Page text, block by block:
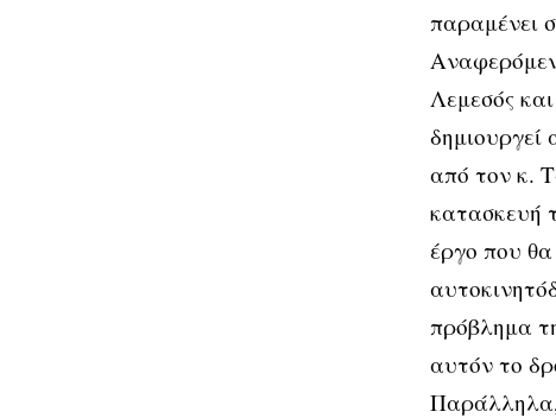
παραμένει
Λεμεσός
δημιουργεί
από τον κ.
κατασκευή
έργο που
πρόβλημα
αυτόν το
Παράλληλα,